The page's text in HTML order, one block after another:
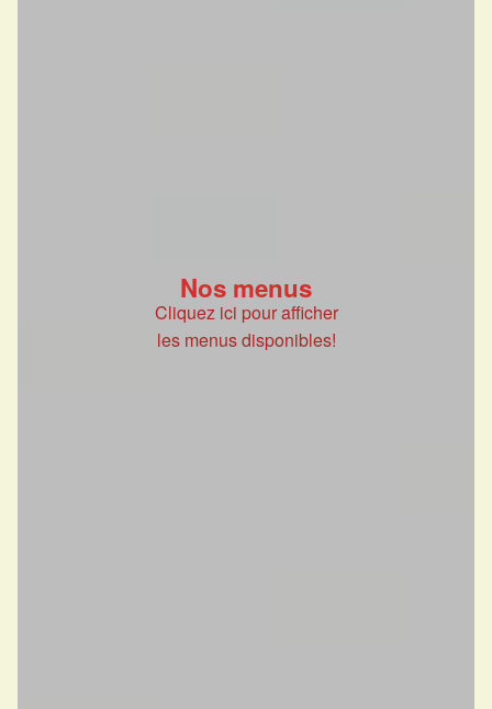
Nos menus
Cliquez ici pour afficher
les menus disponibles!